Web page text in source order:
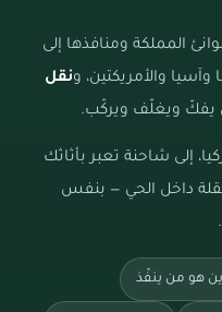
المملكة ومنافذها إلى
والأمريكتين، ونقل
يفكّ ويغلّف ويركّب.
إلى شاحنة تعبر بأثاثك
داخل الحي — بنفس
هو من ينفّذ